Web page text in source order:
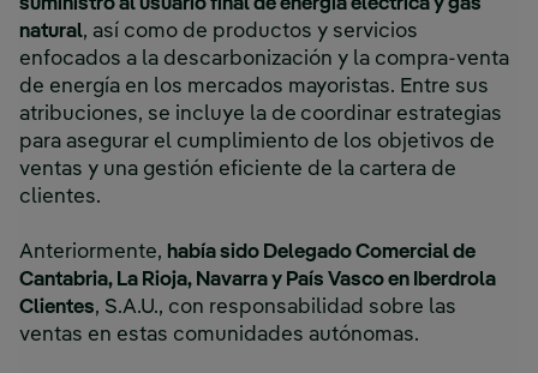
suministro al usuario final de energía eléctrica y gas
natural, así como de productos y servicios
enfocados a la descarbonización y la compra-venta
de energía en los mercados mayoristas. Entre sus
atribuciones, se incluye la de coordinar estrategias
para asegurar el cumplimiento de los objetivos de
ventas y una gestión eficiente de la cartera de
clientes.
Anteriormente, había sido Delegado Comercial de
Cantabria, La Rioja, Navarra y País Vasco en Iberdrola
Clientes, S.A.U., con responsabilidad sobre las
ventas en estas comunidades autónomas.